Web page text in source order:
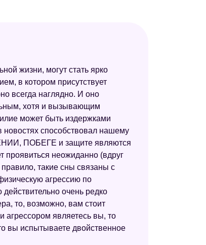
жизни, могут стать ярко
в котором присутствует
всегда наглядно. И оно
хотя и вызывающим
может быть издержками
новостях способствовал нашему
ПОБЕГЕ и защите являются
проявиться неожиданно (вдруг
такие сны связаны с
агрессию по
очень редко
то, возможно, вам стоит
агрессором являетесь вы, то
вы испытываете двойственное